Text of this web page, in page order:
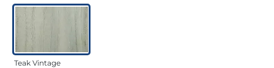
Teak Vintage